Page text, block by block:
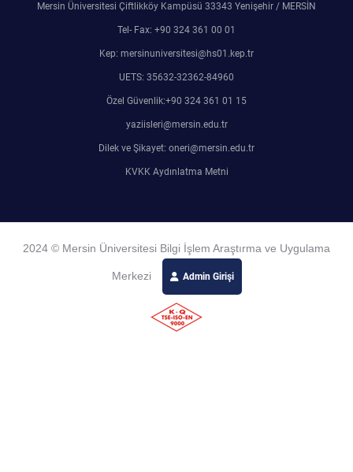
Mersin Üniversitesi Çiftlikköy Kampüsü 33343 Yenişehir / MERSİN
Tel- Fax: +90 324 361 00 01
Kep: mersinuniversitesi@hs01.kep.tr
UETS: 35632-32362-84960
Özel Güvenlik:+90 324 361 01 15
yaziisleri@mersin.edu.tr
Dilek ve Şikayet: oneri@mersin.edu.tr
KVKK Aydınlatma Metni
2024 © Mersin Üniversitesi Bilgi İşlem Araştırma ve Uygulama
Merkezi Admin Girişi